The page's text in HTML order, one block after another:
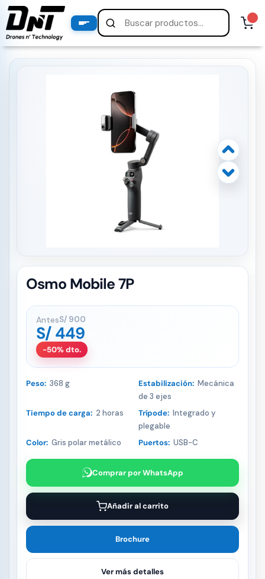
Osmo Mobile 7P
AntesS/ 900
S/ 449
-50% dto.
Peso: 368 g Estabilización: Mecánica
de 3 ejes
Tiempo de carga: 2 horas Trípode: Integrado y
plegable
Color: Gris polar metálico Puertos: USB-C
Comprar por WhatsApp
Añadir al carrito
Brochure
Ver más detalles
PRODUCTOS
productos destacados